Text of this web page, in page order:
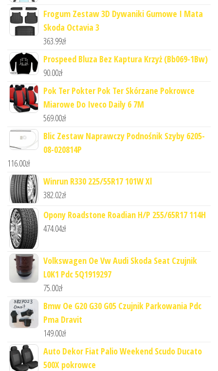
Frogum Zestaw 3D Dywaniki Gumowe I Mata
Skoda Octavia 3
363.99zł
Prospeed Bluza Bez Kaptura Krzyż (Bb069-1Bw)
90.00zł
Pok Ter Pokter Pok Ter Skórzane Pokrowce
Miarowe Do Iveco Daily 6 7M
569.00zł
Blic Zestaw Naprawczy Podnośnik Szyby 6205-
08-020814P
116.00zł
Winrun R330 225/55R17 101W Xl
382.02zł
Opony Roadstone Roadian H/P 255/65R17 114H
474.04zł
Volkswagen Oe Vw Audi Skoda Seat Czujnik
L0K1 Pdc 5Q1919297
75.00zł
Bmw Oe G20 G30 G05 Czujnik Parkowania Pdc
Pma Dravit
149.00zł
Auto Dekor Fiat Palio Weekend Scudo Ducato
500X pokrowce